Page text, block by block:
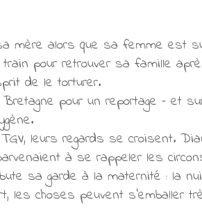
mère alors que sa femme est
pour retrouver sa famille
de le torturer.
pour un reportage – et
leurs regards se croisent.
à se rappeler les
sa garde à la maternité : la
les choses peuvent s’emballer